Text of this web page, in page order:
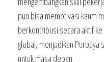
pun bisa memotivasi kaum
berkontribusi secara aktif
global, menjadikan Purbaya
untuk masa depan.